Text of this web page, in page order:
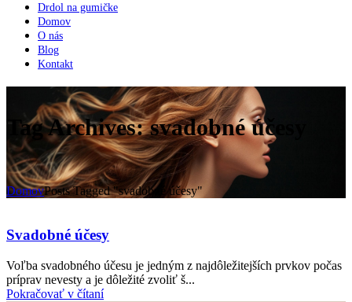
Drdol na gumičke
Domov
O nás
Blog
Kontakt
Tag Archives: svadobné účesy
DomovPosts Tagged "svadobné účesy"
Svadobné účesy
Voľba svadobného účesu je jedným z najdôležitejších prvkov počas
príprav nevesty a je dôležité zvoliť š...
Pokračovať v čítaní